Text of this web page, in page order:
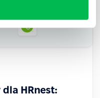
HRnest: